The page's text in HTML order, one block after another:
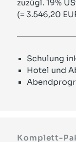
zuzügl. 19%
(= 3.546,20
Schulung
Hotel und
Komplett-